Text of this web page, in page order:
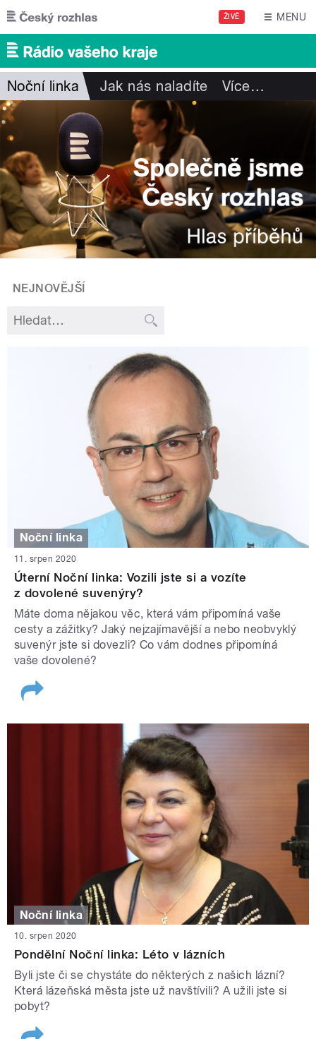
Přejít k hlavnímu obsahu
ŽIVĚ MENU
Noční linka Jak nás naladíte Více…
NEJNOVĚJŠÍ
Noční linka
11. srpen 2020
Úterní Noční linka: Vozili jste si a vozíte
z dovolené suvenýry?
Máte doma nějakou věc, která vám připomíná vaše
cesty a zážitky? Jaký nejzajímavější a nebo neobvyklý
suvenýr jste si dovezli? Co vám dodnes připomíná
vaše dovolené?
Noční linka
10. srpen 2020
Pondělní Noční linka: Léto v lázních
Byli jste či se chystáte do některých z našich lázní?
Která lázeňská města jste už navštívili? A užili jste si
pobyt?